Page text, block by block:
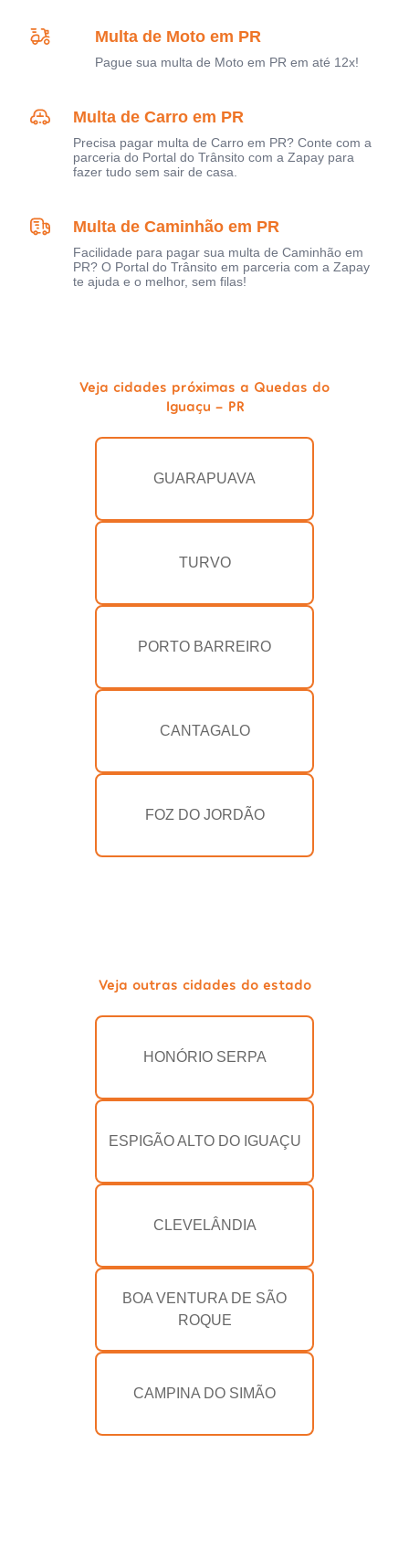
Multa de Moto em PR
Pague sua multa de Moto em PR em até 12x!
Multa de Carro em PR
Precisa pagar multa de Carro em PR? Conte com a
parceria do Portal do Trânsito com a Zapay para
fazer tudo sem sair de casa.
Multa de Caminhão em PR
Facilidade para pagar sua multa de Caminhão em
PR? O Portal do Trânsito em parceria com a Zapay
te ajuda e o melhor, sem filas!
Veja cidades próximas a Quedas do
Iguaçu - PR
GUARAPUAVA
TURVO
PORTO BARREIRO
CANTAGALO
FOZ DO JORDÃO
Veja outras cidades do estado
HONÓRIO SERPA
ESPIGÃO ALTO DO IGUAÇU
CLEVELÂNDIA
BOA VENTURA DE SÃO
ROQUE
CAMPINA DO SIMÃO